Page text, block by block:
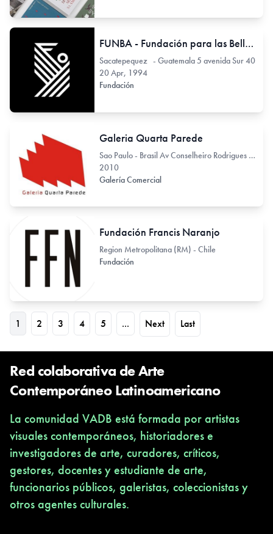
FUNBA - Fundación para las Bellas Artes y la Cultura
Sacatepequez - Guatemala 5 avenida Sur 40
20 Apr, 1994
Fundación
Galeria Quarta Parede
Sao Paulo - Brasil Av Conselheiro Rodrigues Alves 722
2010
Galería Comercial
Fundación Francis Naranjo
Region Metropolitana (RM) - Chile
Fundación
1 2 3 4 5 ... Next Last
Red colaborativa de Arte
Contemporáneo Latinoamericano
La comunidad VADB está formada por artistas
visuales contemporáneos, historiadores e
investigadores de arte, curadores, críticos,
gestores, docentes y estudiante de arte,
funcionarios públicos, galeristas, coleccionistas y
otros agentes culturales.